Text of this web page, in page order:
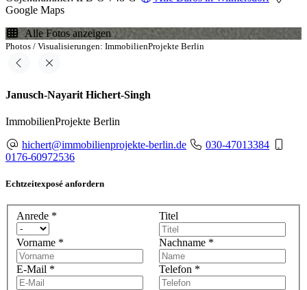
Google Maps
Alle Fotos anzeigen
Photos / Visualisierungen: ImmobilienProjekte Berlin
Janusch-Nayarit Hichert-Singh
ImmobilienProjekte Berlin
hichert@immobilienprojekte-berlin.de
030-47013384
0176-60972536
Echtzeitexposé anfordern
Anrede * Titel
Vorname * Nachname *
E-Mail * Telefon *